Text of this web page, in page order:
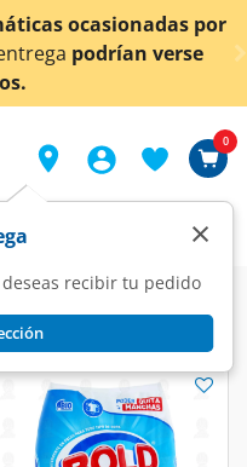
ocasionadas por
podrían verse
recibir tu pedido
×
0